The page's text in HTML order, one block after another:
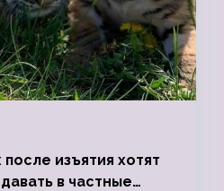
изъятия хотят
в частные